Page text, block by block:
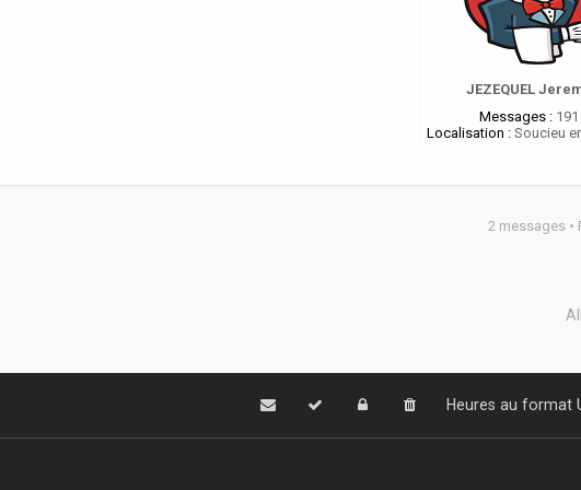
JEZEQUEL
Messages : 191
Localisation : Soucieu
2 messages •
Heures au format